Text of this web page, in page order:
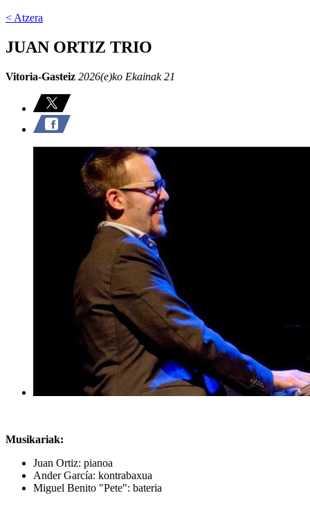
< Atzera
JUAN ORTIZ TRIO
Vitoria-Gasteiz 2026(e)ko Ekainak 21
Musikariak:
Juan Ortiz: pianoa
Ander García: kontrabaxua
Miguel Benito "Pete": bateria